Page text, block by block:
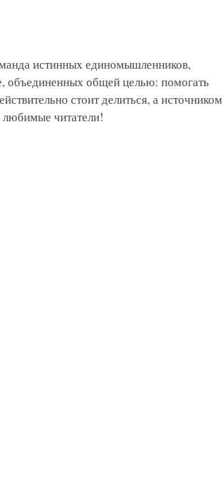
истинных единомышленников,
объединенных общей целью: помогать
стоит делиться, а источником
любимые читатели!